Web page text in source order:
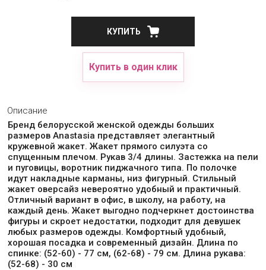
КУПИТЬ
Купить в один клик
Описание
Бренд белорусской женской одежды больших
размеров Anastasia представляет элегантный
кружевной жакет. Жакет прямого силуэта со
спущенным плечом. Рукав 3/4 длины. Застежка на пели
и пуговицы, воротник пиджачного типа. По полочке
идут накладные карманы, низ фигурный. Стильный
жакет оверсайз невероятно удобный и практичный.
Отличный вариант в офис, в школу, на работу, на
каждый день. Жакет выгодно подчеркнет достоинства
фигуры и скроет недостатки, подходит для девушек
любых размеров одежды. Комфортный удобный,
хорошая посадка и современный дизайн. Длина по
спинке: (52-60) - 77 см, (62-68) - 79 см. Длина рукава:
(52-68) - 30 см